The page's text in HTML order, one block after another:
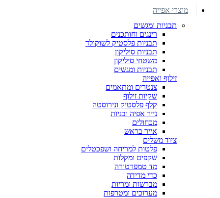
מוצרי אפייה
תבניות ומגשים
רינגים וחותכנים
תבניות פלסטיק לשוקולד
תבניות סיליקון
משטחי סיליקון
תבניות ומגשים
זילוף ואפייה
צנטרים ומתאמים
שקיות זילוף
קלף פלסטיק ונירוסטה
נייר אפיה ובניות
מכחולים
אייר בראש
ציוד משלים
פלטות למריחה ושפכטלים
שקפים ומקלות
מד טמפרטורה
כדי מדידה
מברשות ומריות
מערוכים ומטרפות